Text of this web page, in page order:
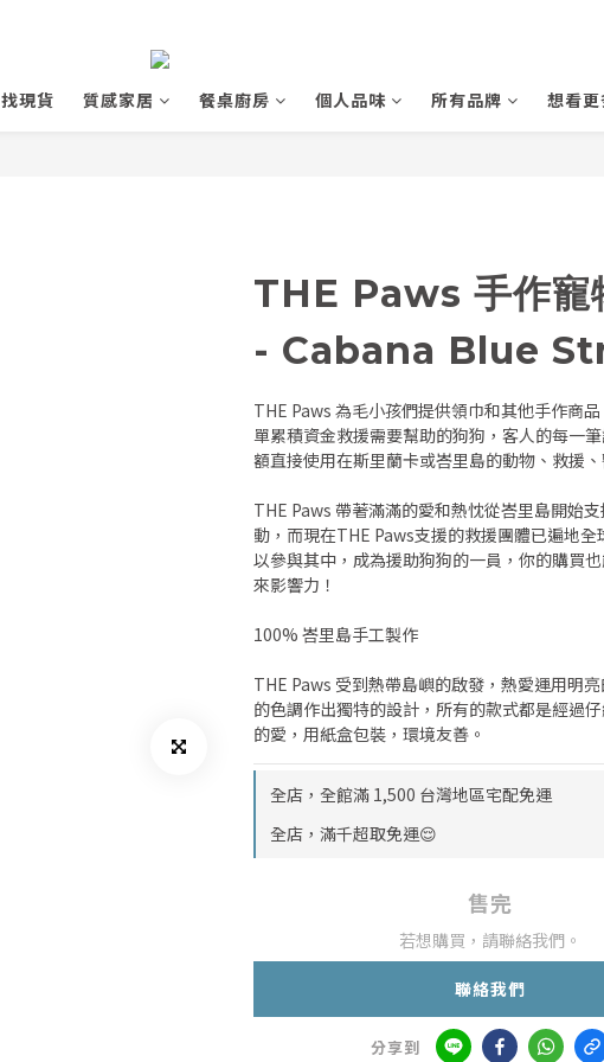
找現貨 質感家居 餐桌廚房 個人品味 所有品牌 想看更
THE Paws 手作寵
- Cabana Blue
THE Paws 為毛小孩們提供領巾和其他手作商
單累積資金救援需要幫助的狗狗，客人的每一
額直接使用在斯里蘭卡或峇里島的動物、救援、
THE Paws 帶著滿滿的愛和熱忱從峇里島開始
動，而現在THE Paws支援的救援團體已遍地全
以參與其中，成為援助狗狗的一員，你的購買
來影響力！
100% 峇里島手工製作
THE Paws 受到熱帶島嶼的啟發，熱愛運用明
的色調作出獨特的設計，所有的款式都是經過
的愛，用紙盒包裝，環境友善。
全店，全館滿 1,500 台灣地區宅配免運
全店，滿千超取免運😌
售完
若想購買，請聯絡我們。
聯絡我們
分享到